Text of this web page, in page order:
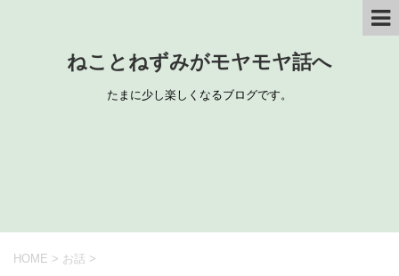
ねことねずみがモヤモヤ話へ
たまに少し楽しくなるブログです。
HOME > お話 >